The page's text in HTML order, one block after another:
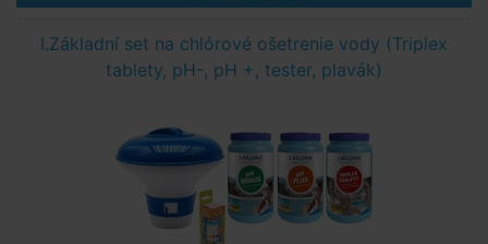
I.Základní set na chlórové ošetrenie vody (Triplex
tablety, pH-, pH +, tester, plavák)